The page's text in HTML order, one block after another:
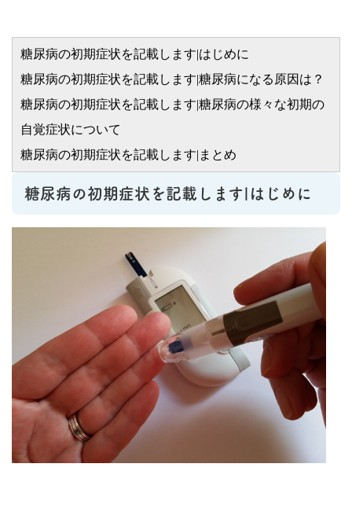
糖尿病の初期症状を記載します|はじめに
糖尿病の初期症状を記載します|糖尿病になる原因は？
糖尿病の初期症状を記載します|糖尿病の様々な初期の
自覚症状について
糖尿病の初期症状を記載します|まとめ
糖尿病の初期症状を記載します|はじめに